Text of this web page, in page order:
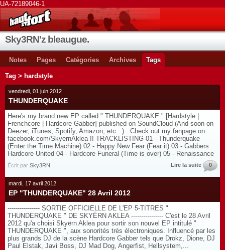
UA-72189046-1
Sky3RN'z bleaugue.
Notes Pages Catégories Archives Tags
Tag > hardstyle
vendredi, 01 juin 2012
THUNDERQUAKE
Here's my brand new EP called " THUNDERQUAKE " [Hardstyle |
Frenchcore | Hardcore Gabber] published on SoundCloud (And soon on
Deezer, iTunes, Spotify, Amazon, etc...) : Check out my fanpage on
facebook.com/SkyernAklea !! TRACKLISTING 01 - Thunderquake
(Enter the Time Machine) 02 - Happy New Fear (Fear it) 03 - Gabbers
Hardcore United 04 - Hardcore Funeral (Time is over) 05 - Renaissance
Écrit par Sky3RN Lire la suite 0
mardi, 17 avril 2012
EP "THUNDERQUAKE" 28 Avril 2012
---------------- SORTIE OFFICIELLE DE L'EP 5-TITRES "
THUNDERQUAKE " DE SKYËRN AKLEA ---------------- C'est le 28 Avril
2012 qu'a choisi Skyërn Aklea pour sortir son nouvel EP intitulé "
THUNDERQUAKE ", aux sonorités très électroniques. Influencé par les
plus grands DJ de la scène Hardcore Gabber tels que Drokz, Dione, DJ
Paul Elstak, Javi Boss, DJ Mad Dog, Angerfist, Hellsystem,...